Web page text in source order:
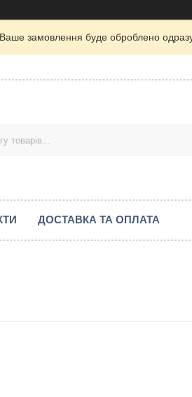
замовлення буде оброблено
ДОСТАВКА ТА ОПЛАТА